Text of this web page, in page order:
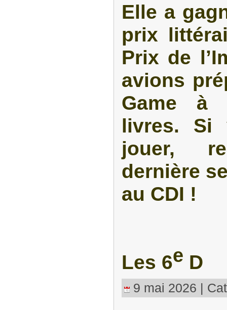
Elle a
prix
Prix de
avions
Game à
livres. Si
jouer,
dernière
au CDI !
Les 6e D
9 mai 2026 |